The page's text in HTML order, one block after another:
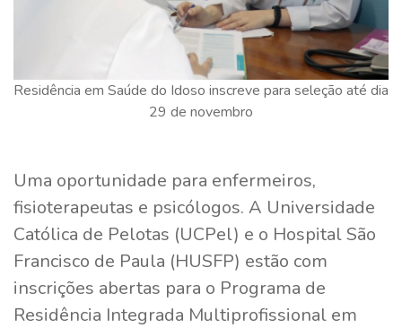
Residência em Saúde do Idoso inscreve para seleção até dia
29 de novembro
Uma oportunidade para enfermeiros,
fisioterapeutas e psicólogos. A Universidade
Católica de Pelotas (UCPel) e o Hospital São
Francisco de Paula (HUSFP) estão com
inscrições abertas para o Programa de
Residência Integrada Multiprofissional em